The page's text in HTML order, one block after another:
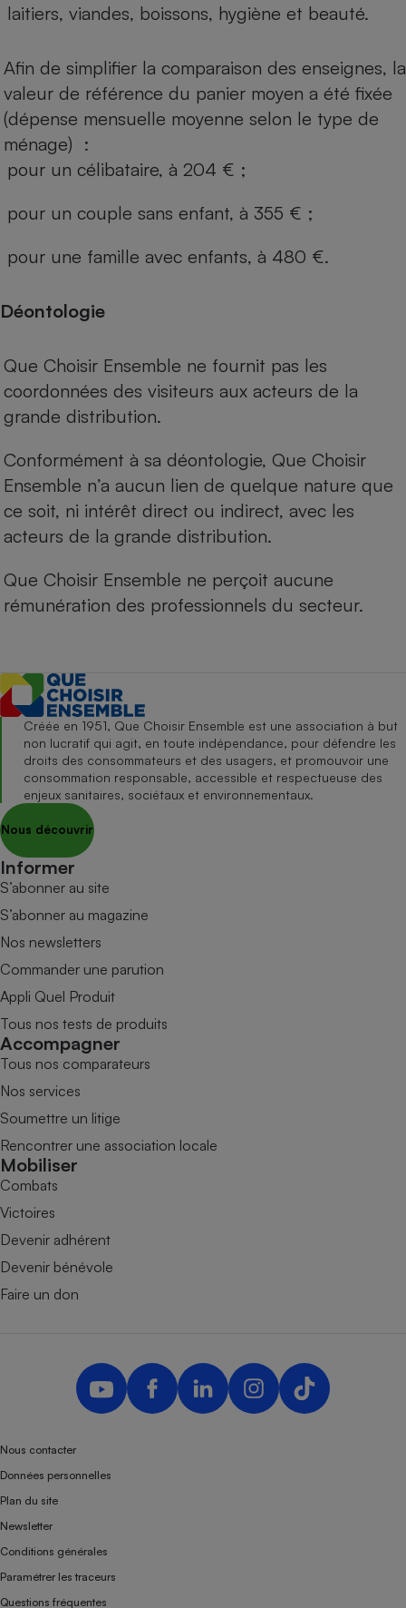
laitiers, viandes, boissons, hygiène et beauté.
Afin de simplifier la comparaison des enseignes, la
valeur de référence du panier moyen a été fixée
(dépense mensuelle moyenne selon le type de
ménage) :
pour un célibataire, à 204 € ;
pour un couple sans enfant, à 355 € ;
pour une famille avec enfants, à 480 €.
Déontologie
Que Choisir Ensemble ne fournit pas les
coordonnées des visiteurs aux acteurs de la
grande distribution.
Conformément à sa déontologie, Que Choisir
Ensemble n’a aucun lien de quelque nature que
ce soit, ni intérêt direct ou indirect, avec les
acteurs de la grande distribution.
Que Choisir Ensemble ne perçoit aucune
rémunération des professionnels du secteur.
Créée en 1951, Que Choisir Ensemble est une association à but
non lucratif qui agit, en toute indépendance, pour défendre les
droits des consommateurs et des usagers, et promouvoir une
consommation responsable, accessible et respectueuse des
enjeux sanitaires, sociétaux et environnementaux.
Nous découvrir
Informer
S’abonner au site
S’abonner au magazine
Nos newsletters
Commander une parution
Appli Quel Produit
Tous nos tests de produits
Accompagner
Tous nos comparateurs
Nos services
Soumettre un litige
Rencontrer une association locale
Mobiliser
Combats
Victoires
Devenir adhérent
Devenir bénévole
Faire un don
Nous contacter
Données personnelles
Plan du site
Newsletter
Conditions générales
Paramétrer les traceurs
Questions fréquentes